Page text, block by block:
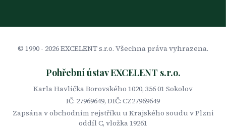
© 1990 - 2026EXCELENT s.r.o. Všechna práva vyhrazena.
Pohřební ústav EXCELENT s.r.o.
Karla Havlíčka Borovského 1020, 356 01 Sokolov
IČ: 27969649, DIČ: CZ27969649
Zapsána v obchodním rejstříku u Krajského soudu v Plzni
oddíl C, vložka 19261